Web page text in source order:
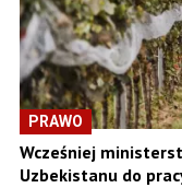
PRAWO
Wcześniej
Uzbekistanu do